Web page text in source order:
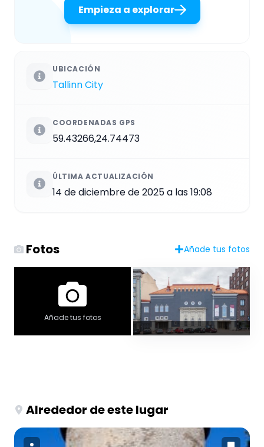
Empieza a explorar
UBICACIÓN
Tallinn City
COORDENADAS GPS
59.43266,24.74473
ÚLTIMA ACTUALIZACIÓN
14 de diciembre de 2025 a las 19:08
Fotos Añade tus fotos
Añade tus fotos
Alrededor de este lugar